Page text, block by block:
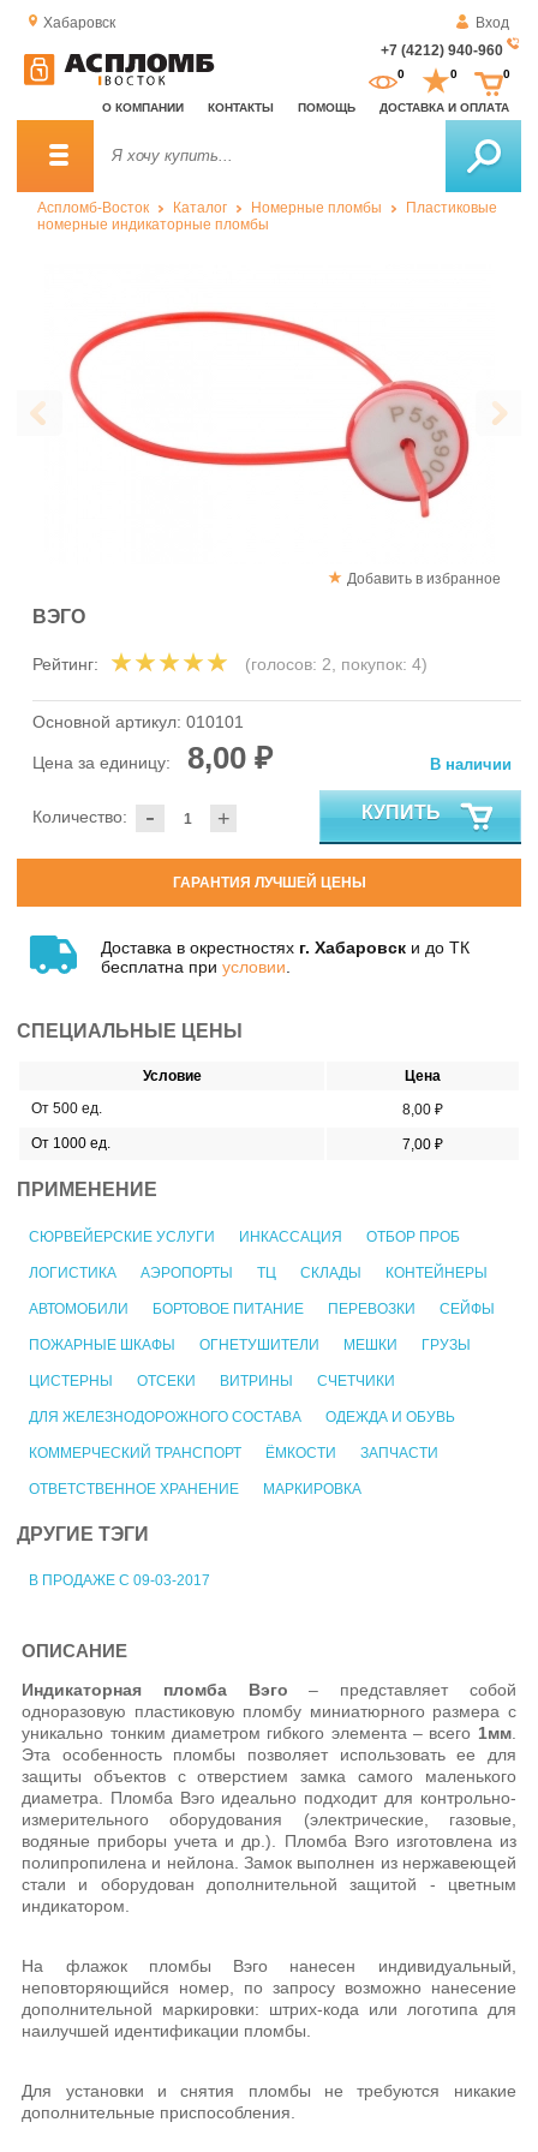
Хабаровск
Вход
+7 (4212) 940-960
О КОМПАНИИ КОНТАКТЫ ПОМОЩЬ ДОСТАВКА И ОПЛАТА
0 0 0
Аспломб-Восток Каталог Номерные пломбы
Пластиковые
номерные индикаторные пломбы
Добавить в избранное
ВЭГО
Рейтинг: (голосов: 2, покупок: 4)
Основной артикул: 010101
Цена за единицу: 8,00 ₽
- +
Количество:
В наличии
КУПИТЬ
ГАРАНТИЯ ЛУЧШЕЙ ЦЕНЫ
Доставка в окрестностях г. Хабаровск и до ТК
бесплатна при условии
СПЕЦИАЛЬНЫЕ ЦЕНЫ
Условие
Цена
От 500 ед.
8,00 ₽
От 1000 ед.
7,00 ₽
ПРИМЕНЕНИЕ
СЮРВЕЙЕРСКИЕ УСЛУГИ ИНКАССАЦИЯ ОТБОР ПРОБ
ЛОГИСТИКА АЭРОПОРТЫ ТЦ СКЛАДЫ КОНТЕЙНЕРЫ
АВТОМОБИЛИ БОРТОВОЕ ПИТАНИЕ ПЕРЕВОЗКИ СЕЙФЫ
ПОЖАРНЫЕ ШКАФЫ ОГНЕТУШИТЕЛИ МЕШКИ ГРУЗЫ
ЦИСТЕРНЫ ОТСЕКИ ВИТРИНЫ СЧЕТЧИКИ
ДЛЯ ЖЕЛЕЗНОДОРОЖНОГО СОСТАВА ОДЕЖДА И ОБУВЬ
КОММЕРЧЕСКИЙ ТРАНСПОРТ ЁМКОСТИ ЗАПЧАСТИ
ОТВЕТСТВЕННОЕ ХРАНЕНИЕ МАРКИРОВКА
ДРУГИЕ ТЭГИ
В ПРОДАЖЕ С 09-03-2017
ОПИСАНИЕ
Индикаторная пломба Вэго – представляет собой
одноразовую пластиковую пломбу миниатюрного размера с
уникально тонким диаметром гибкого элемента – всего 1мм.
Эта особенность пломбы позволяет использовать ее для
защиты объектов с отверстием замка самого маленького
диаметра. Пломба Вэго идеально подходит для контрольно-
измерительного оборудования (электрические, газовые,
водяные приборы учета и др.). Пломба Вэго изготовлена из
полипропилена и нейлона. Замок выполнен из нержавеющей
стали и оборудован дополнительной защитой - цветным
индикатором.
На флажок пломбы Вэго нанесен индивидуальный,
неповторяющийся номер, по запросу возможно нанесение
дополнительной маркировки: штрих-кода или логотипа для
наилучшей идентификации пломбы.
Для установки и снятия пломбы не требуются никакие
дополнительные приспособления.